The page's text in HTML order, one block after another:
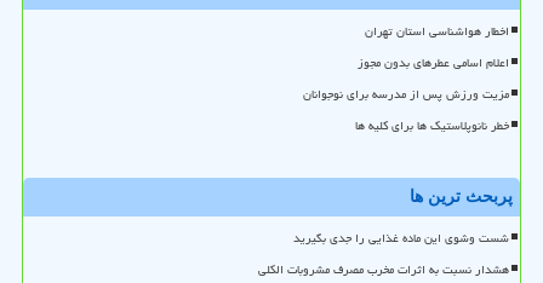
اخطار هواشناسی استان تهران
اعلام اسامی عطرهای بدون مجوز
مزیت ورزش پس از مدرسه برای نوجوانان
خطر نانوپلاستیک ها برای کلیه ها
پربحث ترین ها
شست وشوی این ماده غذایی را جدی بگیرید
هشدار نسبت به اثرات مخرب مصرف مشروبات الکلی